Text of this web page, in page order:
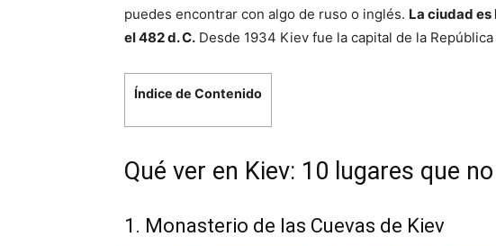
puedes encontrar con algo de ruso o inglés. La ciudad
el 482 d. C. Desde 1934 Kiev fue la capital de la
Índice de Contenido
Qué ver en Kiev: 10 lugares que
1. Monasterio de las Cuevas de Kiev